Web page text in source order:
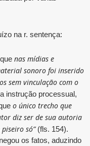
na r. sentença:
nas mídias e
sonoro foi inserido
sem vinculação com o
instrução processual,
o único trecho que
diz ser de sua autoria
piseiro só”(fls. 154).
os fatos, aduzindo